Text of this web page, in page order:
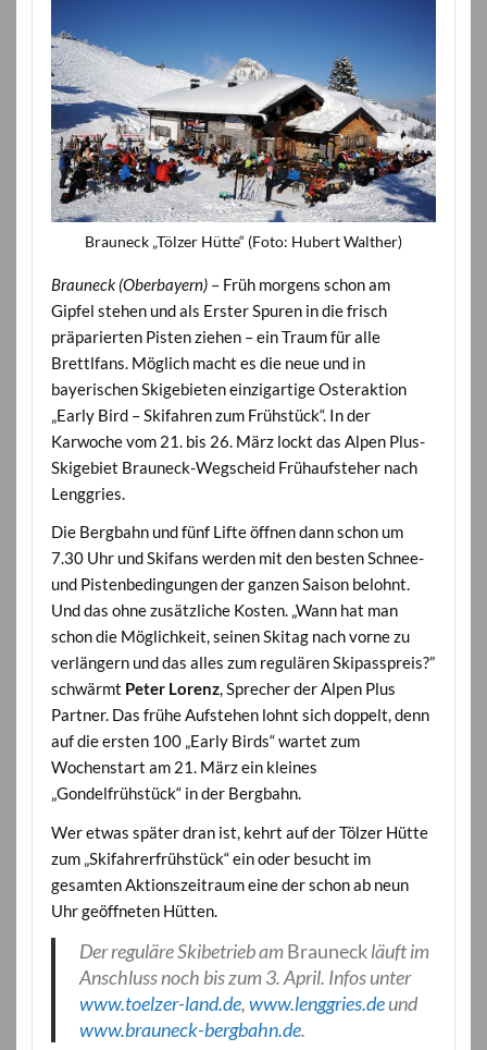
Brauneck „Tölzer Hütte“ (Foto: Hubert Walther)
Brauneck (Oberbayern)– Früh morgens schon am
Gipfel stehen und als Erster Spuren in die frisch
präparierten Pisten ziehen – ein Traum für alle
Brettlfans. Möglich macht es die neue und in
bayerischen Skigebieten einzigartige Osteraktion
„Early Bird – Skifahren zum Frühstück“. In der
Karwoche vom 21. bis 26. März lockt das Alpen Plus-
Skigebiet Brauneck-Wegscheid Frühaufsteher nach
Lenggries.
Die Bergbahn und fünf Lifte öffnen dann schon um
7.30 Uhr und Skifans werden mit den besten Schnee-
und Pistenbedingungen der ganzen Saison belohnt.
Und das ohne zusätzliche Kosten. „Wann hat man
schon die Möglichkeit, seinen Skitag nach vorne zu
verlängern und das alles zum regulären Skipasspreis?”
schwärmt Peter Lorenz, Sprecher der Alpen Plus
Partner. Das frühe Aufstehen lohnt sich doppelt, denn
auf die ersten 100 „Early Birds“ wartet zum
Wochenstart am 21. März ein kleines
„Gondelfrühstück“ in der Bergbahn.
Wer etwas später dran ist, kehrt auf der Tölzer Hütte
zum „Skifahrerfrühstück“ ein oder besucht im
gesamten Aktionszeitraum eine der schon ab neun
Uhr geöffneten Hütten.
Der reguläre Skibetrieb amBrauneckläuft im
Anschluss noch bis zum 3. April. Infos unter
www.toelzer-land.de,www.lenggries.deund
www.brauneck-bergbahn.de.